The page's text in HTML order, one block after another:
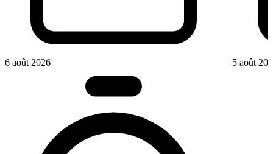
6 août 2026 5 août